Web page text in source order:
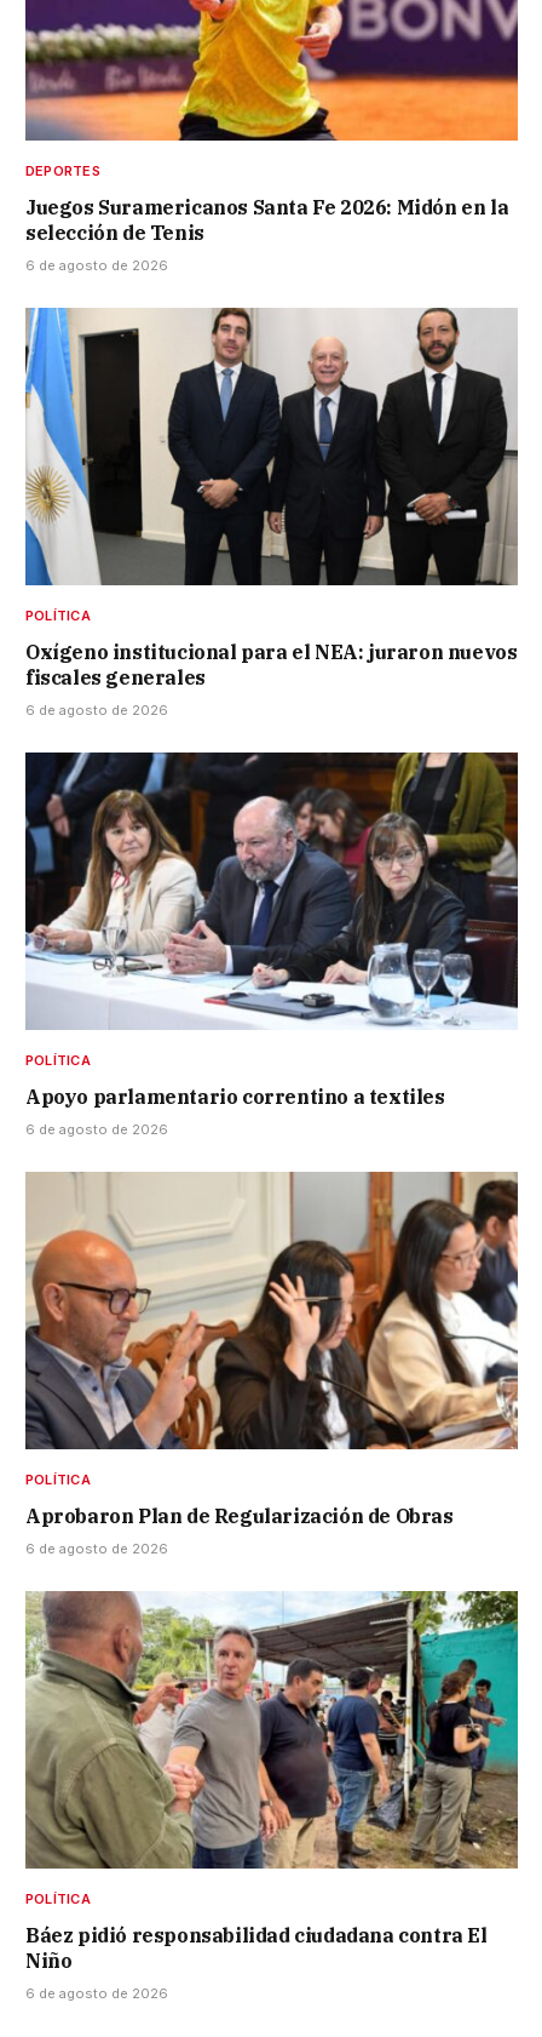
DEPORTES
Juegos Suramericanos Santa Fe 2026: Midón en la
selección de Tenis
6 de agosto de 2026
POLÍTICA
Oxígeno institucional para el NEA: juraron nuevos
fiscales generales
6 de agosto de 2026
POLÍTICA
Apoyo parlamentario correntino a textiles
6 de agosto de 2026
POLÍTICA
Aprobaron Plan de Regularización de Obras
6 de agosto de 2026
POLÍTICA
Báez pidió responsabilidad ciudadana contra El
Niño
6 de agosto de 2026